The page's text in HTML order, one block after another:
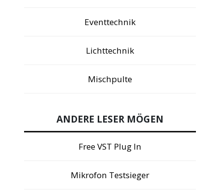
Eventtechnik
Lichttechnik
Mischpulte
ANDERE LESER MÖGEN
Free VST Plug In
Mikrofon Testsieger